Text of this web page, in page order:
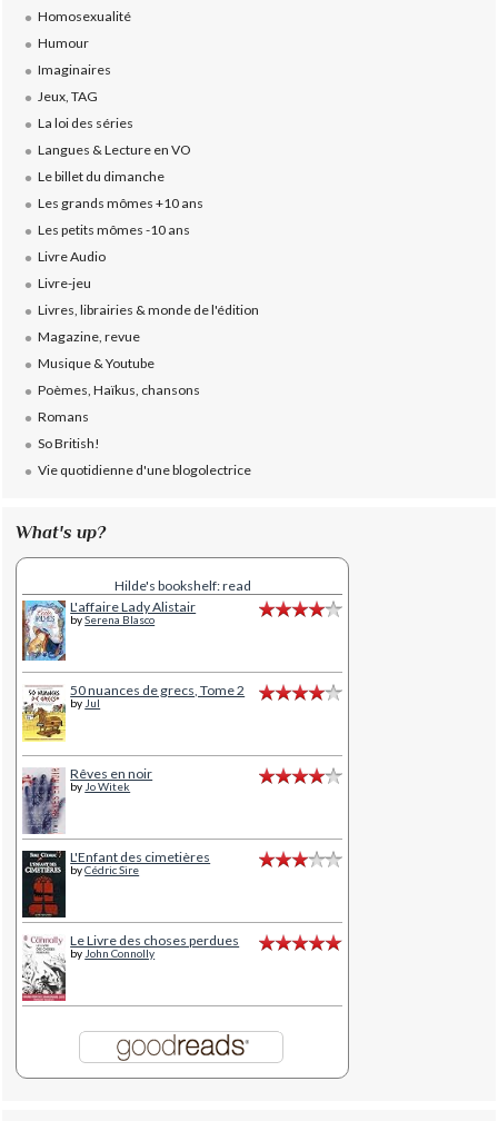
Homosexualité
Humour
Imaginaires
Jeux, TAG
La loi des séries
Langues & Lecture en VO
Le billet du dimanche
Les grands mômes +10 ans
Les petits mômes -10 ans
Livre Audio
Livre-jeu
Livres, librairies & monde de l'édition
Magazine, revue
Musique & Youtube
Poèmes, Haïkus, chansons
Romans
So British!
Vie quotidienne d'une blogolectrice
What's up?
Hilde's bookshelf: read
L'affaire Lady Alistair
bySerena Blasco
50 nuances de grecs, Tome 2
byJul
Rêves en noir
byJo Witek
L'Enfant des cimetières
byCédric Sire
Le Livre des choses perdues
byJohn Connolly